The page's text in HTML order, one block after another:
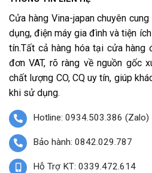
Cửa hàng Vina-japan chuyên
dụng, điện máy gia đình và tiện
tín.Tất cả hàng hóa tại cửa
đơn VAT, rõ ràng về nguồn gốc
chất lượng CO, CQ uy tín, giúp
khi sử dụng.
Hotline: 0934.503.386 (Zalo)
Bảo hành: 0842.029.787
Hỗ Trợ KT: 0339.472.614